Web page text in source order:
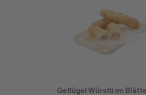
Geflügel Würstli im